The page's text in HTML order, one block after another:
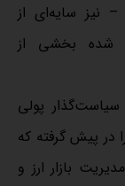
– نیز سایه‌ای از
شده بخشی از
سیاست‌گذار پولی
در پیش گرفته که
بازار ارز و